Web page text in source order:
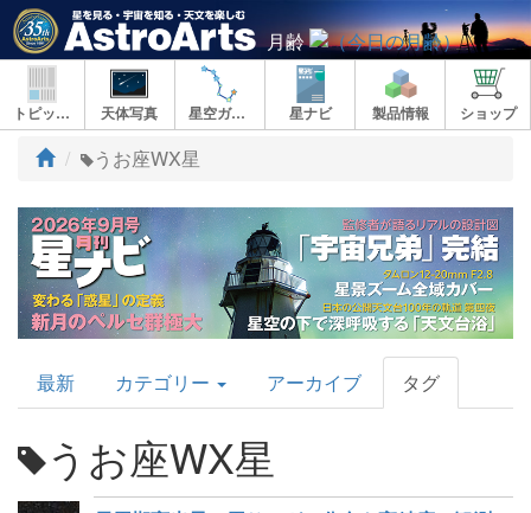
月齢
トピックス 天体写真 星空ガイド 星ナビ 製品情報 ショップ
ト
プ
うお座WX星
AstroArts
Topics
最新 カテゴリー アーカイブ タグ
うお座WX星